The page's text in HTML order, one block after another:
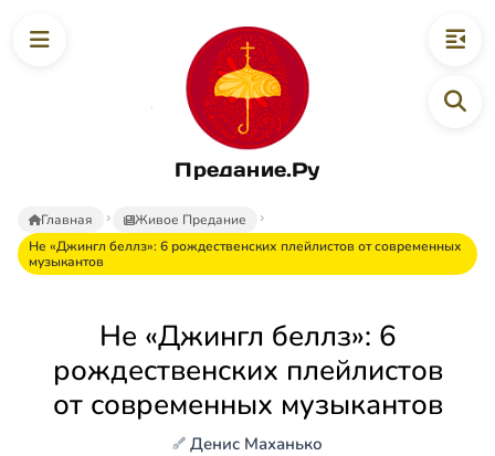
Предание.Ру
Главная
Живое Предание
Не «Джингл беллз»: 6 рождественских плейлистов от современных
музыкантов
Не «Джингл беллз»: 6
рождественских плейлистов
от современных музыкантов
Денис Маханько